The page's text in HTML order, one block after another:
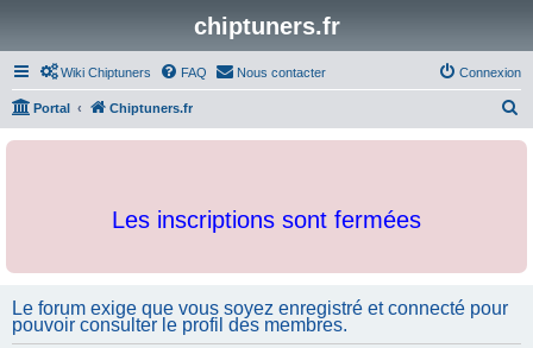
chiptuners.fr
Wiki Chiptuners FAQ Nous contacter Connexion
Portal Chiptuners.fr
c
Les inscriptions sont fermées
Le forum exige que vous soyez enregistré et connecté pour
pouvoir consulter le profil des membres.